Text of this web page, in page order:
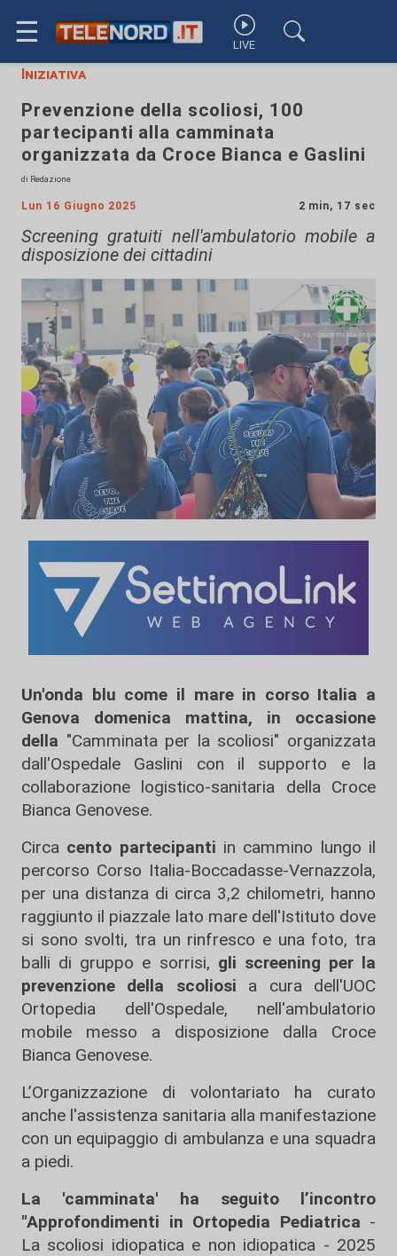
☰ LIVE
Iniziativa
Prevenzione della scoliosi, 100
partecipanti alla camminata
organizzata da Croce Bianca e Gaslini
di Redazione
Lun 16 Giugno 2025 2 min, 17 sec
Screening gratuiti nell'ambulatorio mobile a
disposizione dei cittadini
Un'onda blu come il mare in corso Italia a
Genova domenica mattina, in occasione
della "Camminata per la scoliosi" organizzata
dall'Ospedale Gaslini con il supporto e la
collaborazione logistico-sanitaria della Croce
Bianca Genovese.
Circa cento partecipanti in cammino lungo il
percorso Corso Italia-Boccadasse-Vernazzola,
per una distanza di circa 3,2 chilometri, hanno
raggiunto il piazzale lato mare dell'Istituto dove
si sono svolti, tra un rinfresco e una foto, tra
balli di gruppo e sorrisi, gli screening per la
prevenzione della scoliosi a cura dell'UOC
Ortopedia dell'Ospedale, nell'ambulatorio
mobile messo a disposizione dalla Croce
Bianca Genovese.
L’Organizzazione di volontariato ha curato
anche l'assistenza sanitaria alla manifestazione
con un equipaggio di ambulanza e una squadra
a piedi.
La 'camminata' ha seguito l’incontro
"Approfondimenti in Ortopedia Pediatrica -
La scoliosi idiopatica e non idiopatica - 2025